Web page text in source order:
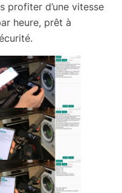
profiter d’une vitesse
heure, prêt à